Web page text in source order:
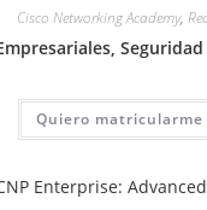
Cisco Networking Academy,
Quiero matricularme